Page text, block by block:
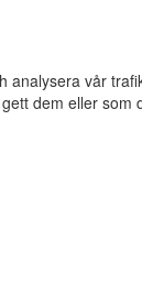
vår
dem eller